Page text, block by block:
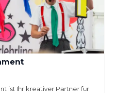
ist Ihr kreativer Partner für